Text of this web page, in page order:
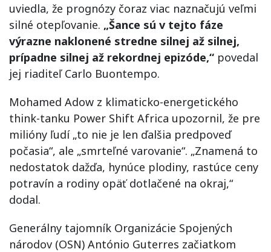
uviedla, že prognózy čoraz viac naznačujú veľmi
silné otepľovanie. „Šance sú v tejto fáze
výrazne naklonené stredne silnej až silnej,
prípadne silnej až rekordnej epizóde,“ povedal
jej riaditeľ Carlo Buontempo.
Mohamed Adow z klimaticko-energetického
think-tanku Power Shift Africa upozornil, že pre
milióny ľudí „to nie je len ďalšia predpoveď
počasia“, ale „smrteľné varovanie“. „Znamená to
nedostatok dažďa, hynúce plodiny, rastúce ceny
potravín a rodiny opäť dotlačené na okraj,“
dodal.
Generálny tajomník Organizácie Spojených
národov (OSN) António Guterres začiatkom